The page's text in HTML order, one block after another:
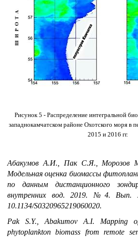
Рисунок 5 - Распределение интегральной
западнокамчатском районе Охотского моря в
2015 и 2016 гг.
Абакумов А.И., Пак С.Я., Морозов
Модельная оценка биомассы
по данным дистанционного
внутренних вод. 2019. №4.
10.1134/S0320965219060020.
Pak S.Y., Abakumov A.I. Mapping
phytoplankton biomass from remote